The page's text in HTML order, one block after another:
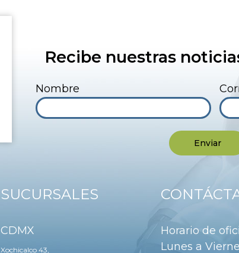
Recibe nuestras
Nombre
Enviar
SUCURSALES
CDMX
Xochicalco 43,
Horario de
Lunes a